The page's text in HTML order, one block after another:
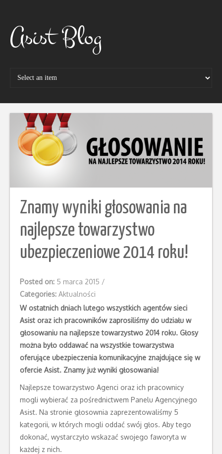
contentAsist Blog
Znamy wyniki głosowania na
najlepsze towarzystwo
ubezpieczeniowe 2014 roku!
Posted on: 5 marca 2015 /
Categories: Aktualności
W ostatnich dniach lutego wszystkich agentów sieci
Asist oraz ich pracowników zaprosiliśmy do udziału w
głosowaniu na najlepsze towarzystwo 2014 roku. Głosy
można było oddawać na wszystkie towarzystwa
oferujące ubezpieczenia komunikacyjne znajdujące się w
ofercie Asist. Znamy już wyniki głosowania!
Najlepsze towarzystwo Agenci oraz ich pracownicy
mogli wybierać za pośrednictwem Panelu Agencyjnego
Asist. Na stronie głosownia zaprezentowaliśmy 5
kategorii, w których mogli oddać swój głos. Aby tego
dokonać, wystarczyło wskazać swojego faworyta w
każdej z nich.